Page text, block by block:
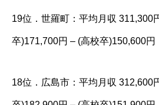
19位．世羅町：平均月収
卒)171,700円 – (高校卒)150,600円
18位．広島市：平均月収